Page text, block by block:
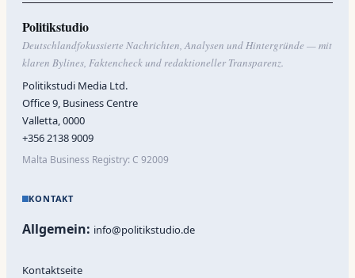
Politikstudio
Deutschlandfokussierte Nachrichten, Analysen und Hintergründe — mit
klaren Bylines, Faktencheck und redaktioneller Transparenz.
Politikstudi Media Ltd.
Office 9, Business Centre
Valletta, 0000
+356 2138 9009
Malta Business Registry: C 92009
KONTAKT
Allgemein: info@politikstudio.de
Kontaktseite